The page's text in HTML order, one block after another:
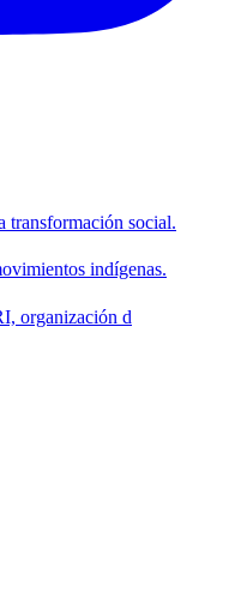
transformación social.
indígenas.
organización d